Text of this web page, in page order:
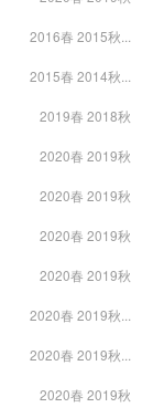
2016春 2015秋...
2015春 2014秋...
2019春 2018秋
2020春 2019秋
2020春 2019秋
2020春 2019秋
2020春 2019秋
2020春 2019秋...
2020春 2019秋...
2020春 2019秋